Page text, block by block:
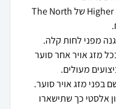
מעיל הרוח לגברים Higher Run Wind Jacket של The North
מזג אויר אחר סוער
אלסטי כך שתישארו